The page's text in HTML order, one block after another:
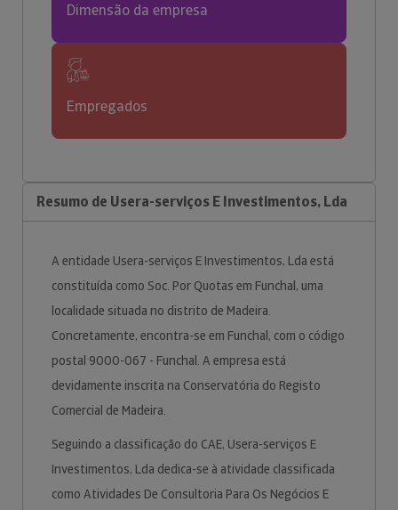
Dimensão da empresa
Empregados
Resumo de Usera-serviços E Investimentos, Lda
A entidade Usera-serviços E Investimentos, Lda está
constituída como Soc. Por Quotas em Funchal, uma
localidade situada no distrito de Madeira.
Concretamente, encontra-se em Funchal, com o código
postal 9000-067 - Funchal. A empresa está
devidamente inscrita na Conservatória do Registo
Comercial de Madeira.
Seguindo a classificação do CAE, Usera-serviços E
Investimentos, Lda dedica-se à atividade classificada
como Atividades De Consultoria Para Os Negócios E